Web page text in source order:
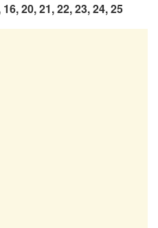
20, 21, 22, 23, 24, 25